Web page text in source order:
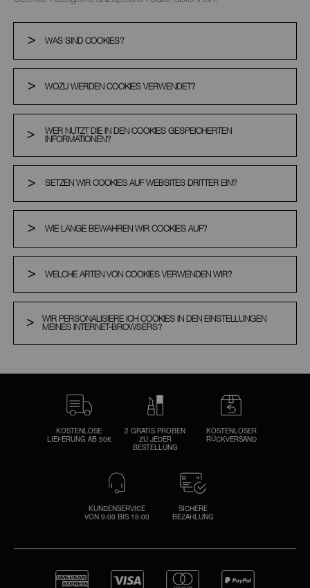
WAS SIND COOKIES?
WOZU WERDEN COOKIES VERWENDET?
WER NUTZT DIE IN DEN COOKIES GESPEICHERTEN
INFORMATIONEN?
SETZEN WIR COOKIES AUF WEBSITES DRITTER EIN?
WIE LANGE BEWAHREN WIR COOKIES AUF?
WELCHE ARTEN VON COOKIES VERWENDEN WIR?
WIR PERSONALISIERE ICH COOKIES IN DEN EINSTELLUNGEN
MEINES INTERNET-BROWSERS?
KOSTENLOSE
LIEFERUNG AB 50€
2 GRATIS PROBEN
ZU JEDER
BESTELLUNG
KOSTENLOSER
RÜCKVERSAND
KUNDENSERVICE
VON 9:00 BIS 18:00
SICHERE
BEZAHLUNG